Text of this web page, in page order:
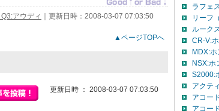
アウディ ｜更新日時：2008-03-07 07:03:50
▲ページTOPへ
更新日時 ： 2008-03-07 07:03:50
ラフェ
リーフ
ルーク
CR-V:
MDX:
NSX:ホ
S2000:
アクテ
アコー
アコー